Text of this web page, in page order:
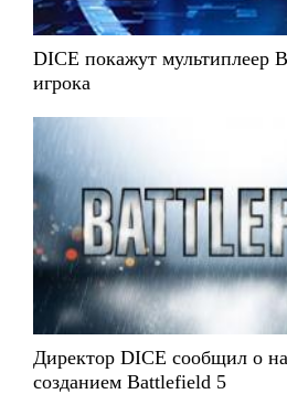
DICE покажут мультиплеер
игрока
Директор DICE сообщил о
созданием Battlefield 5